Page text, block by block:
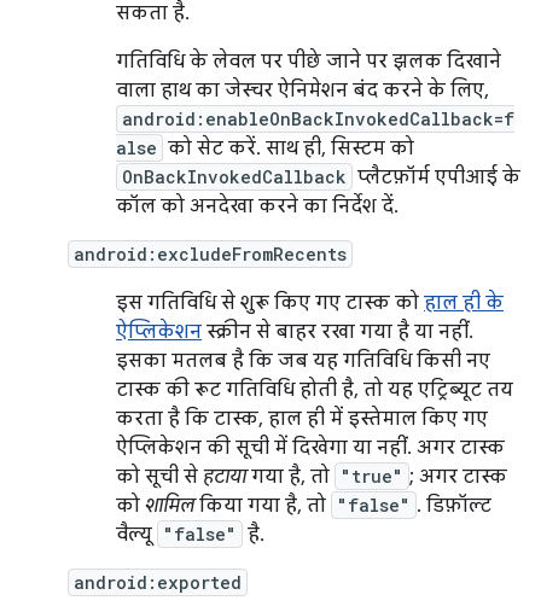
सकता है.
गतिविधि के लेवल पर पीछे जाने पर झलक दिखाने
वाला हाथ का जेस्चर ऐनिमेशन बंद करने के लिए,
android:enableOnBackInvokedCallback=f
alse को सेट करें. साथ ही, सिस्टम को
OnBackInvokedCallback प्लैटफ़ॉर्म एपीआई के
कॉल को अनदेखा करने का निर्देश दें.
android:excludeFromRecents
इस गतिविधि से शुरू किए गए टास्क को हाल ही के
ऐप्लिकेशन स्क्रीन से बाहर रखा गया है या नहीं.
इसका मतलब है कि जब यह गतिविधि किसी नए
टास्क की रूट गतिविधि होती है, तो यह एट्रिब्यूट तय
करता है कि टास्क, हाल ही में इस्तेमाल किए गए
ऐप्लिकेशन की सूची में दिखेगा या नहीं. अगर टास्क
को सूची से हटायागया है, तो "true" ; अगर टास्क
को शामिलकिया गया है, तो "false" . डिफ़ॉल्ट
वैल्यू "false" है.
android:exported